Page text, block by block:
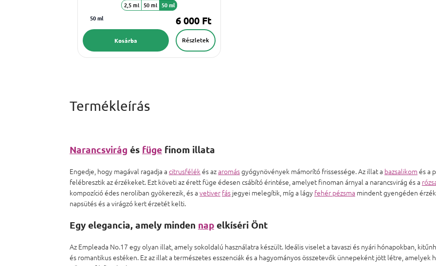
2,5 ml 50 ml
50 ml
50 ml
6 000 Ft
Részletek
Kosárba
Narancsvirág és füge finom illata
Engedje, hogy magával ragadja a citrusfélék és azaromásgyógynövények mámorító frissessége. Az illat a bazsalikom és a
felébresztik az érzékeket. Ezt követi az érett füge édesen csábító érintése, amelyet finoman árnyal a narancsvirág és a
kompozíció édes neroliban gyökerezik, és a vetiver fás jegyei melegítik, míg a lágy fehér pézsma mindent gyengéden
napsütés és a virágzó kert érzetét kelti.
Egy elegancia, amely minden nap elkíséri Önt
Az Empleada No.17 egy olyan illat, amely sokoldalú használatra készült. Ideális viselet a tavaszi és nyári hónapokban,
és romantikus estéken. Ez az illat a természetes esszenciák és a hagyományos összetevők ünnepeként jött létre,